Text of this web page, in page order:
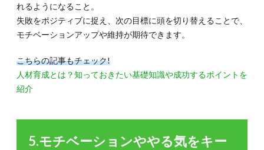
れるようになること。
失敗をポジティブに捉え、次の目標に頭を切り替えることで、
モチベーションアップや維持が期待できます。
こちらの記事もチェック!
人材育成とは？知っておきたい基礎知識や成功するポイントを
紹介
5.モチベーションややる気をキー